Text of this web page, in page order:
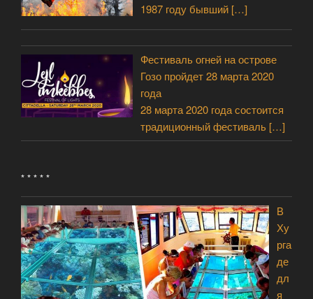
1987 году бывший […]
Фестиваль огней на острове
Гозо пройдет 28 марта 2020
года
28 марта 2020 года состоится
традиционный фестиваль […]
* * * * *
В
Ху
рга
де
дл
я